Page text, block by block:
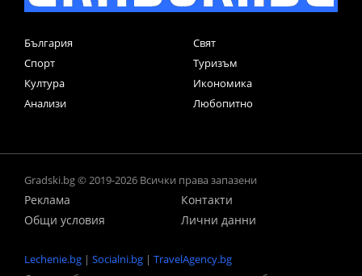
България
Свят
Спорт
Туризъм
Култура
Икономика
Анализи
Любопитно
Gradski.bg © 2019-2026 Всички права запазени
Реклама
Контакти
Общи условия
Лични данни
Lechenie.bg | Socialni.bg | TravelAgency.bg